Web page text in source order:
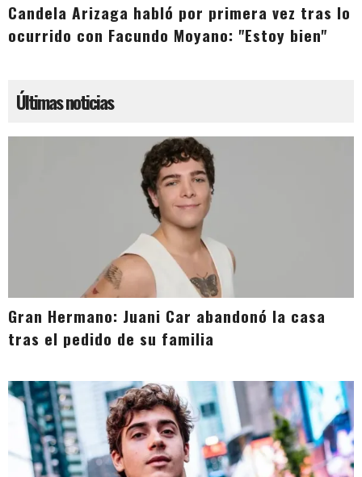
Candela Arizaga habló por primera vez tras lo
ocurrido con Facundo Moyano: "Estoy bien"
Últimas noticias
Gran Hermano: Juani Car abandonó la casa
tras el pedido de su familia